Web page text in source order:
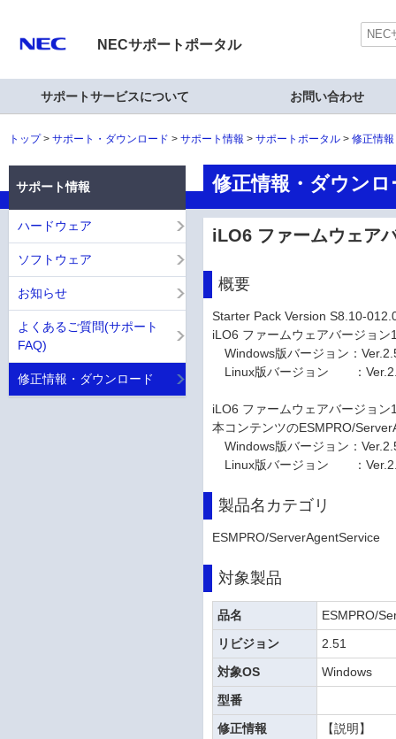
NECサポートポータル
サポートサービスについて お問い合わせ
トップ サポート・ダウンロード サポート情報 サポートポータル 修正情
修正情報・ダウンロ
iLO6 ファームウェア
概要
Starter Pack Version S8.10-
iLO6 ファームウェアバージョ
Windows版バージョン：
Linux版バージョン ：
iLO6 ファームウェアバージョ
本コンテンツのESMPRO/
Windows版バージョン：
Linux版バージョン ：
製品名カテゴリ
ESMPRO/ServerAgentService
対象製品
品名
ESMPRO/
リビジョン
2.51
対象OS
Windows
型番
修正情報
【説明】
サポート情報
ハードウェア
ソフトウェア
お知らせ
よくあるご質問(サポート
FAQ)
修正情報・ダウンロード